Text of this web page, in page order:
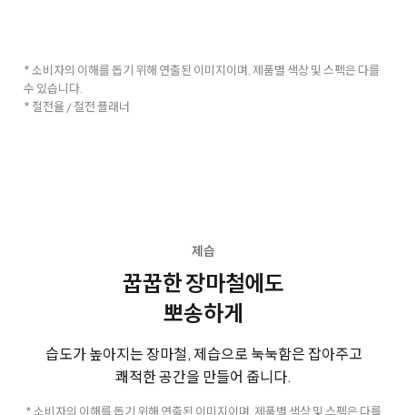
* 소비자의 이해를 돕기 위해 연출된 이미지이며, 제품별 색상 및 스펙은 다를
수 있습니다.
* 절전율 / 절전 플래너
제습
꿉꿉한 장마철에도
뽀송하게
습도가 높아지는 장마철, 제습으로 눅눅함은 잡아주고
쾌적한 공간을 만들어 줍니다.
* 소비자의 이해를 돕기 위해 연출된 이미지이며, 제품별 색상 및 스펙은 다를